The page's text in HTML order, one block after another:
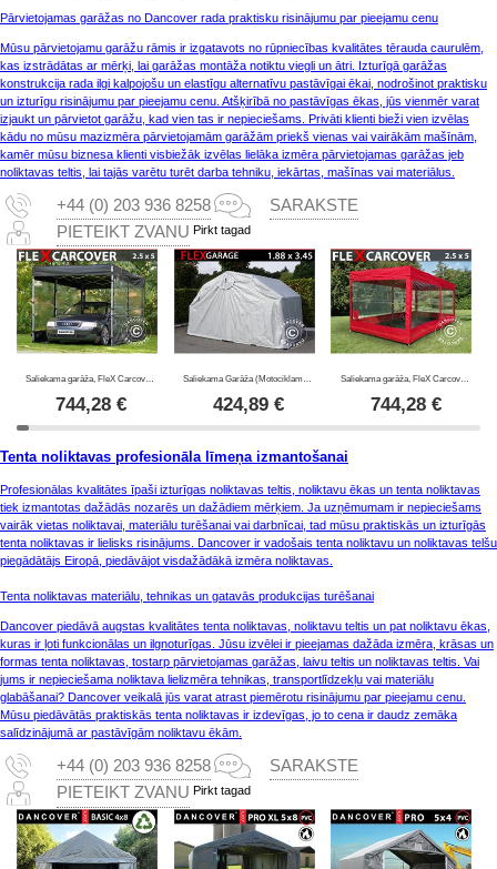
Pārvietojamas garāžas no Dancover rada praktisku risinājumu par pieejamu cenu
Mūsu pārvietojamu garāžu rāmis ir izgatavots no rūpniecības kvalitātes tērauda caurulēm,
kas izstrādātas ar mērķi, lai garāžas montāža notiktu viegli un ātri. Izturīgā garāžas
konstrukcija rada ilgi kalpojošu un elastīgu alternatīvu pastāvīgai ēkai, nodrošinot praktisku
un izturīgu risinājumu par pieejamu cenu. Atšķirībā no pastāvīgas ēkas, jūs vienmēr varat
izjaukt un pārvietot garāžu, kad vien tas ir nepieciešams. Privāti klienti bieži vien izvēlas
kādu no mūsu mazizmēra pārvietojamām garāžām priekš vienas vai vairākām mašīnām,
kamēr mūsu biznesa klienti visbiežāk izvēlas lielāka izmēra pārvietojamas garāžas jeb
noliktavas teltis, lai tajās varētu turēt darba tehniku, iekārtas, mašīnas vai materiālus.
+44 (0) 203 936 8258
SARAKSTE
PIETEIKT ZVANU Pirkt tagad
744,28 € 424,89€
Saliekama garāža, FleX Carcover, 2,5x5m, Sarkans
744,28€
Tenta noliktavas profesionāla līmeņa izmantošanai
Profesionālas kvalitātes īpaši izturīgas noliktavas teltis, noliktavu ēkas un tenta noliktavas
tiek izmantotas dažādās nozarēs un dažādiem mērķiem. Ja uzņēmumam ir nepieciešams
vairāk vietas noliktavai, materiālu turēšanai vai darbnīcai, tad mūsu praktiskās un izturīgās
tenta noliktavas ir lielisks risinājums. Dancover ir vadošais tenta noliktavu un noliktavas telšu
piegādātājs Eiropā, piedāvājot visdažādākā izmēra noliktavas.
Tenta noliktavas materiālu, tehnikas un gatavās produkcijas turēšanai
Dancover piedāvā augstas kvalitātes tenta noliktavas, noliktavu teltis un pat noliktavu ēkas,
kuras ir ļoti funkcionālas un ilgnoturīgas. Jūsu izvēlei ir pieejamas dažāda izmēra, krāsas un
formas tenta noliktavas, tostarp pārvietojamas garāžas, laivu teltis un noliktavas teltis. Vai
jums ir nepieciešama noliktava lielizmēra tehnikas, transportlīdzekļu vai materiālu
glabāšanai? Dancover veikalā jūs varat atrast piemērotu risinājumu par pieejamu cenu.
Mūsu piedāvātās praktiskās tenta noliktavas ir izdevīgas, jo to cena ir daudz zemāka
salīdzinājumā ar pastāvīgām noliktavu ēkām.
+44 (0) 203 936 8258
SARAKSTE
PIETEIKT ZVANU Pirkt tagad